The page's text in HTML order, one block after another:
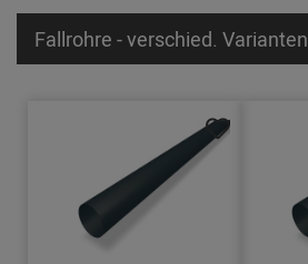
Fallrohre - verschied. Varianten